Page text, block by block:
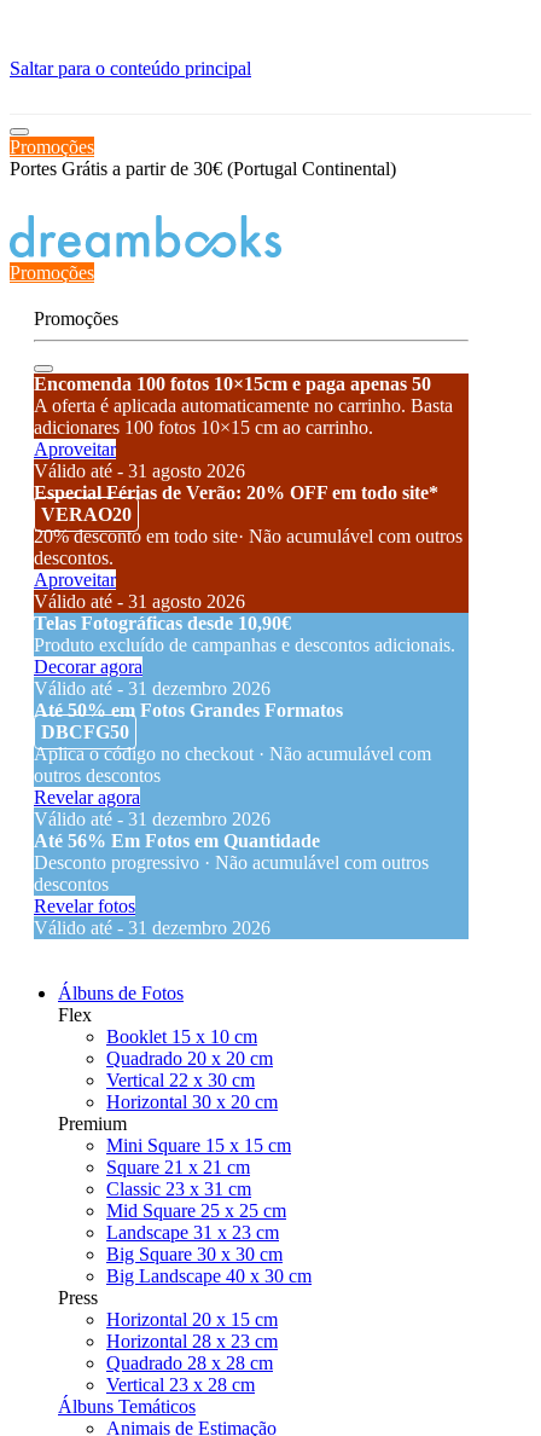
Saltar para o conteúdo principal
Promoções
Portes Grátis a partir de 30€ (Portugal Continental)
Promoções
Promoções
Encomenda 100 fotos 10×15cm e paga apenas 50
A oferta é aplicada automaticamente no carrinho. Basta
adicionares 100 fotos 10×15 cm ao carrinho.
Aproveitar
Válido até - 31 agosto 2026
Especial Férias de Verão: 20% OFF em todo site*
VERAO20
20% desconto em todo site· Não acumulável com outros
descontos.
Aproveitar
Válido até - 31 agosto 2026
Telas Fotográficas desde 10,90€
Produto excluído de campanhas e descontos adicionais.
Decorar agora
Válido até - 31 dezembro 2026
Até 50% em Fotos Grandes Formatos
DBCFG50
Aplica o código no checkout · Não acumulável com
outros descontos
Revelar agora
Válido até - 31 dezembro 2026
Até 56% Em Fotos em Quantidade
Desconto progressivo · Não acumulável com outros
descontos
Revelar fotos
Válido até - 31 dezembro 2026
Álbuns de Fotos
Flex
Booklet 15 x 10 cm
Quadrado 20 x 20 cm
Vertical 22 x 30 cm
Horizontal 30 x 20 cm
Premium
Mini Square 15 x 15 cm
Square 21 x 21 cm
Classic 23 x 31 cm
Mid Square 25 x 25 cm
Landscape 31 x 23 cm
Big Square 30 x 30 cm
Big Landscape 40 x 30 cm
Press
Horizontal 20 x 15 cm
Horizontal 28 x 23 cm
Quadrado 28 x 28 cm
Vertical 23 x 28 cm
Álbuns Temáticos
Animais de Estimação
≡